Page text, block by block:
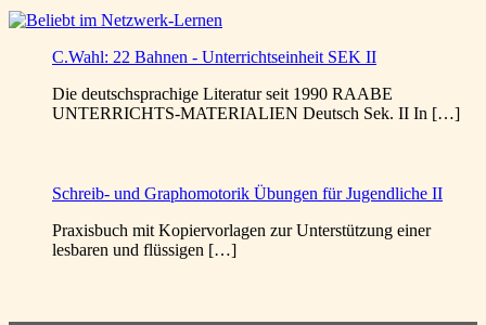
C.Wahl: 22 Bahnen - Unterrichtseinheit SEK II
Die deutschsprachige Literatur seit 1990 RAABE
UNTERRICHTS-MATERIALIEN Deutsch Sek. II In […]
Schreib- und Graphomotorik Übungen für Jugendliche II
Praxisbuch mit Kopiervorlagen zur Unterstützung einer
lesbaren und flüssigen […]